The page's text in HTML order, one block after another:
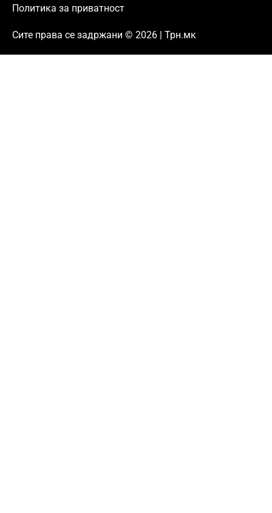
Политика за приватност
Сите права се задржани © 2026 | Трн.мк